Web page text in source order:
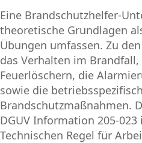
Eine Brandschutzhelfer-
theoretische Grundlagen
Übungen umfassen. Zu
das Verhalten im
Feuerlöschern, die
sowie die
Brandschutzmaßnahmen.
DGUV Information 205-
Technischen Regel für